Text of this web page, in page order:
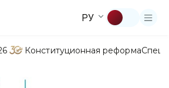
РУ
Конституционная реформа